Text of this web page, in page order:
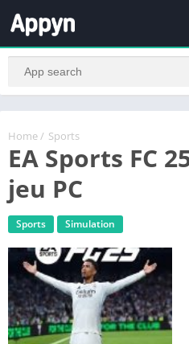
Home / Sports
EA Sports FC
jeu PC
Sports Simulation